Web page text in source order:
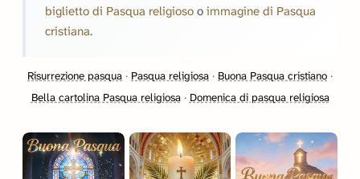
biglietto di Pasqua religioso o immagine di Pasqua
cristiana.
Risurrezione pasqua · Pasqua religiosa · Buona Pasqua cristiano ·
Bella cartolina Pasqua religiosa· Domenica di pasqua religiosa